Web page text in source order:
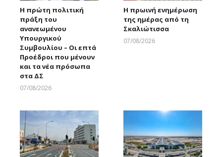
Η πρώτη πολιτική
πράξη του
ανανεωμένου
Υπουργικού
Συμβουλίου – Οι επτά
Προέδροι που μένουν
και τα νέα πρόσωπα
στα ΔΣ
07/08/2026
Η πρωινή ενημέρωση
της ημέρας από τη
Σκαλιώτισσα
07/08/2026